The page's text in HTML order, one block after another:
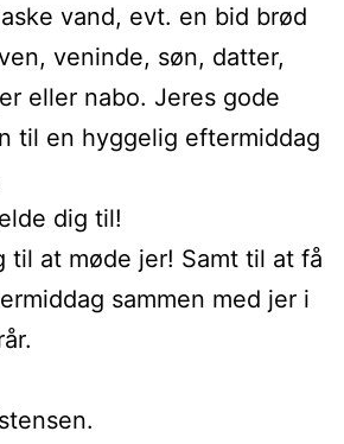
vand, evt. en bid brød
veninde, søn, datter,
eller nabo. Jeres gode
til en hyggelig eftermiddag
dig til!
at møde jer! Samt til at få
sammen med jer i